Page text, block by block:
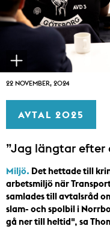
22 NOVEMBER, 2024
AVTAL 2025
”Jag längtar
Miljö. Det hettade till
arbetsmiljö när
samlades till avtalsråd
slam- och spolbil i
gå ner till heltid", sa